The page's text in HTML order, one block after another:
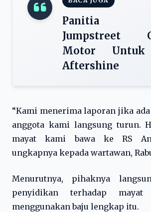
Panitia
Jumpstreet
Motor Untuk
Aftershine
“Kami menerima laporan jika
anggota kami langsung turun.
mayat kami bawa ke RS
ungkapnya kepada wartawan,
Menurutnya, pihaknya
penyidikan terhadap
menggunakan baju lengkap itu.